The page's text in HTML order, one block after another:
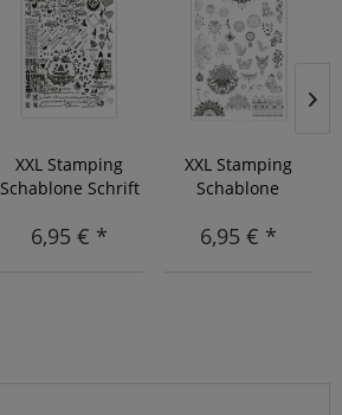
XXL Stamping
Schablone Schrift
6,95 € *
XXL Stamping
Schablone
6,95 € *